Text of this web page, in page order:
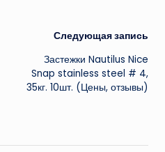
Следующая запись
Застежки Nautilus Nice
Snap stainless steel # 4,
35кг. 10шт. (Цены, отзывы)